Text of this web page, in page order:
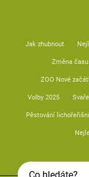
Jak zhubnout
Změna času
ZOO Nové
Volby 2025
Pěstování